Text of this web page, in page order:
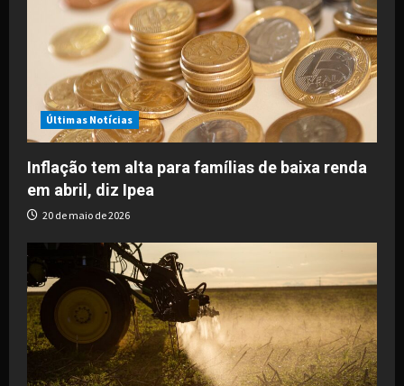
o
n
Últimas Notícias
Inflação tem alta para famílias de baixa renda
em abril, diz Ipea
20 de maio de 2026